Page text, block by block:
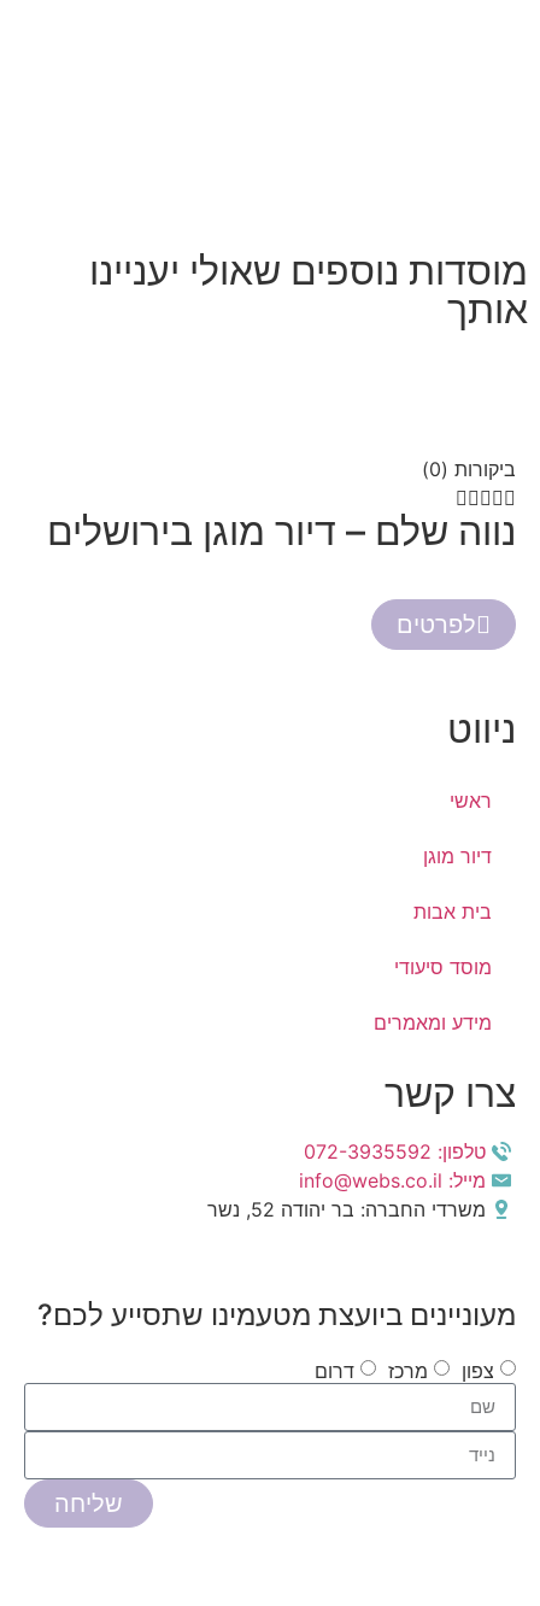
מוסדות נוספים שאולי יעניינו
אותך
ביקורות (0)

נווה שלם – דיור מוגן בירושלים
לפרטים
ניווט
ראשי
דיור מוגן
בית אבות
מוסד סיעודי
מידע ומאמרים
צרו קשר
טלפון: 072-3935592
מייל: info@webs.co.il
משרדי החברה: בר יהודה 52, נשר
מעוניינים ביועצת מטעמינו שתסייע לכם?
צפון מרכז דרום
שליחה